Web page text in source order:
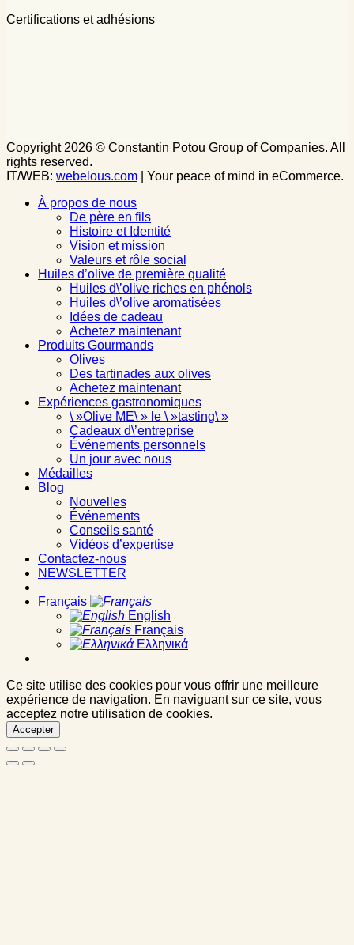
Certifications et adhésions
Copyright 2026 © Constantin Potou Group of Companies. All
rights reserved.
IT/WEB: webelous.com | Your peace of mind in eCommerce.
À propos de nous
De père en fils
Histoire et Identité
Vision et mission
Valeurs et rôle social
Huiles d’olive de première qualité
Huiles d\’olive riches en phénols
Huiles d\’olive aromatisées
Idées de cadeau
Achetez maintenant
Produits Gourmands
Olives
Des tartinades aux olives
Achetez maintenant
Expériences gastronomiques
\ »Olive ME\ » le \ »tasting\ »
Cadeaux d\’entreprise
Événements personnels
Un jour avec nous
Médailles
Blog
Nouvelles
Événements
Conseils santé
Vidéos d’expertise
Contactez-nous
NEWSLETTER
Français
English
Français
Ελληνικά
Ce site utilise des cookies pour vous offrir une meilleure
expérience de navigation. En naviguant sur ce site, vous
acceptez notre utilisation de cookies.
Accepter